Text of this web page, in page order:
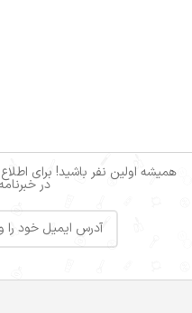
همیشه اولین نفر باشید! برای
در